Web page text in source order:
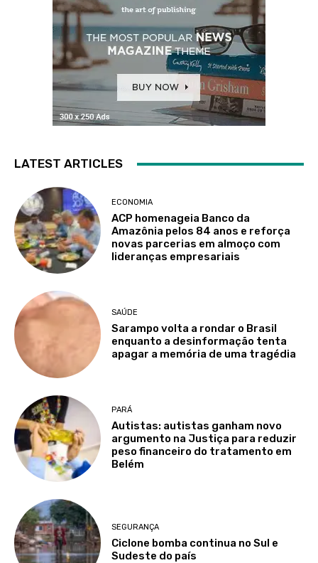
LATEST ARTICLES
ECONOMIA
ACP homenageia Banco da
Amazônia pelos 84 anos e reforça
novas parcerias em almoço com
lideranças empresariais
SAÚDE
Sarampo volta a rondar o Brasil
enquanto a desinformação tenta
apagar a memória de uma tragédia
PARÁ
Autistas: autistas ganham novo
argumento na Justiça para reduzir
peso financeiro do tratamento em
Belém
SEGURANÇA
Ciclone bomba continua no Sul e
Sudeste do país